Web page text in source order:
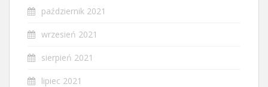
październik 2021
wrzesień 2021
sierpień 2021
lipiec 2021